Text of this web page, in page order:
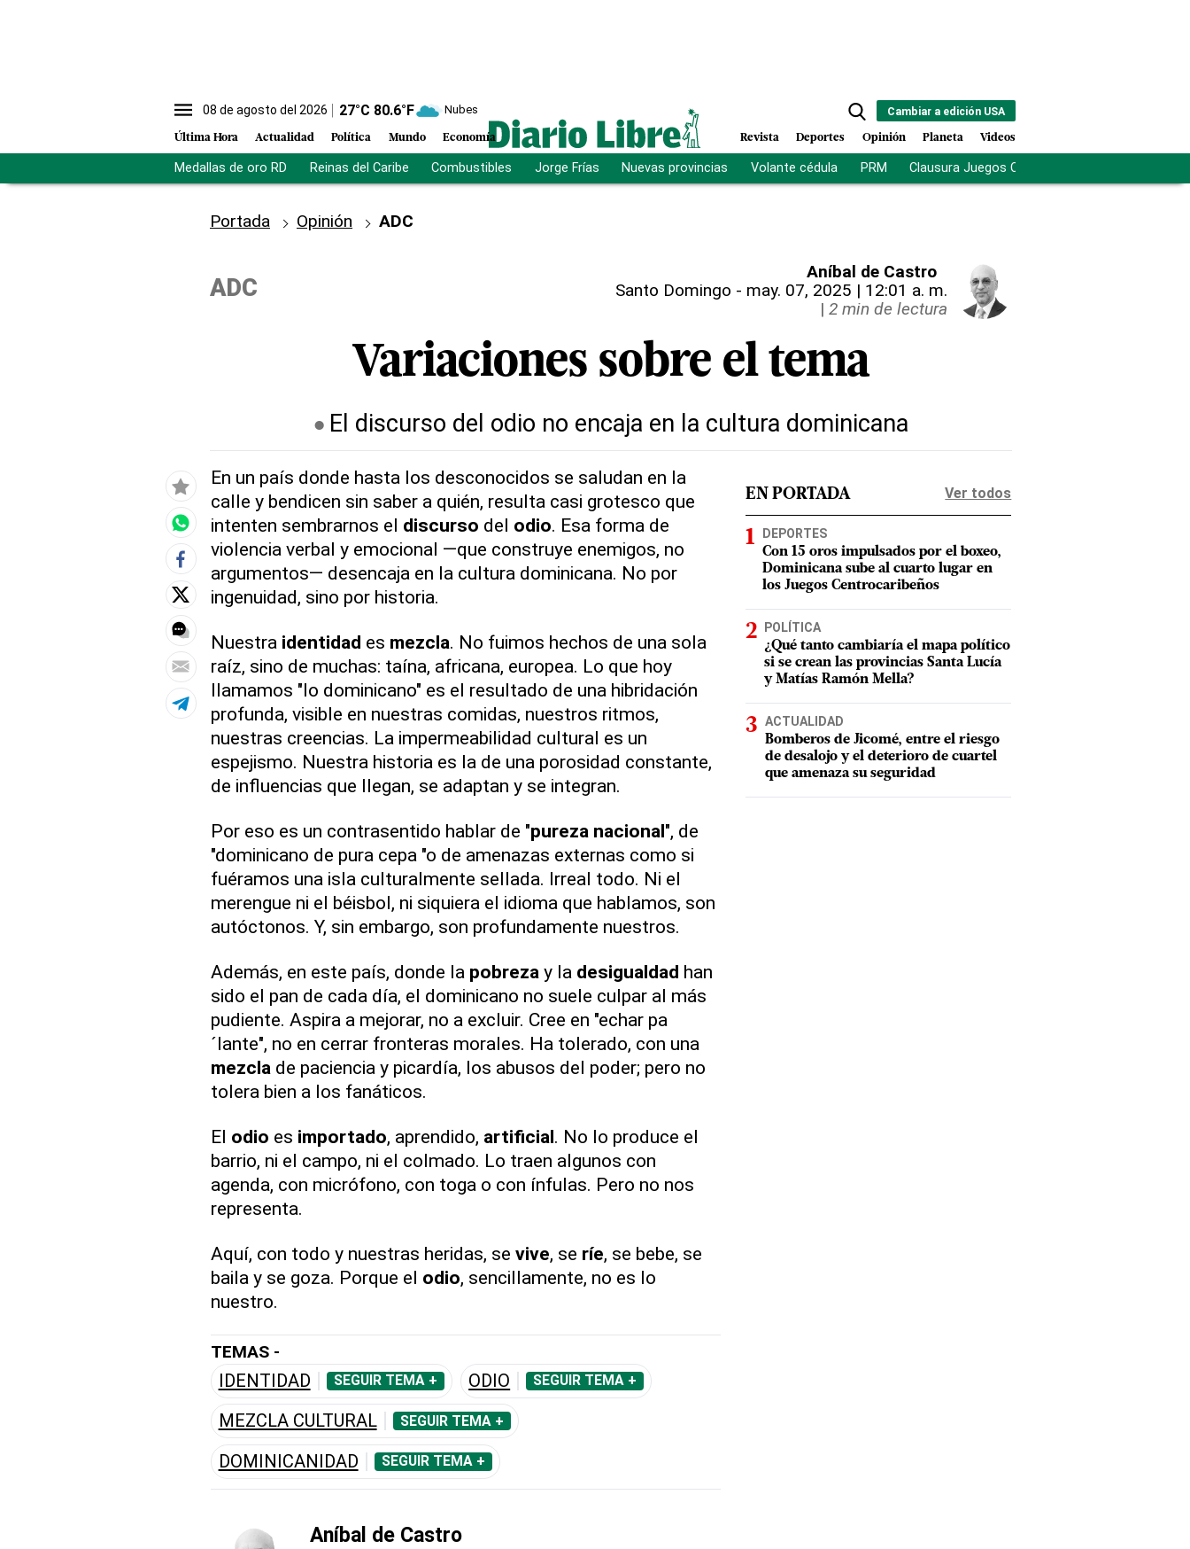
08 de agosto del 2026 27°C 80.6°F Nubes
Última Hora Actualidad Política Mundo Economía
Cambiar a edición USA
Revista Deportes Opinión Planeta Videos
Medallas de oro RD Reinas del Caribe Combustibles Jorge Frías Nuevas provincias Volante cédula PRM Clausura Juegos Centroamericanos
Portada Opinión ADC
ADC
Aníbal de Castro
Santo Domingo - may. 07, 2025 | 12:01 a. m.
| 2 min de lectura
Variaciones sobre el tema
El discurso del odio no encaja en la cultura dominicana
En un país donde hasta los desconocidos se saludan en la
calle y bendicen sin saber a quién, resulta casi grotesco que
intenten sembrarnos el discurso del odio. Esa forma de
violencia verbal y emocional —que construye enemigos, no
argumentos— desencaja en la cultura dominicana. No por
ingenuidad, sino por historia.
Nuestra identidad es mezcla. No fuimos hechos de una sola
raíz, sino de muchas: taína, africana, europea. Lo que hoy
llamamos "lo dominicano" es el resultado de una hibridación
profunda, visible en nuestras comidas, nuestros ritmos,
nuestras creencias. La impermeabilidad cultural es un
espejismo. Nuestra historia es la de una porosidad constante,
de influencias que llegan, se adaptan y se integran.
Por eso es un contrasentido hablar de "pureza nacional", de
"dominicano de pura cepa "o de amenazas externas como si
fuéramos una isla culturalmente sellada. Irreal todo. Ni el
merengue ni el béisbol, ni siquiera el idioma que hablamos, son
autóctonos. Y, sin embargo, son profundamente nuestros.
Además, en este país, donde la pobreza y la desigualdad han
sido el pan de cada día, el dominicano no suele culpar al más
pudiente. Aspira a mejorar, no a excluir. Cree en "echar pa
´lante", no en cerrar fronteras morales. Ha tolerado, con una
mezcla de paciencia y picardía, los abusos del poder; pero no
tolera bien a los fanáticos.
El odio es importado, aprendido, artificial. No lo produce el
barrio, ni el campo, ni el colmado. Lo traen algunos con
agenda, con micrófono, con toga o con ínfulas. Pero no nos
representa.
Aquí, con todo y nuestras heridas, se vive, se ríe, se bebe, se
baila y se goza. Porque el odio, sencillamente, no es lo
nuestro.
TEMAS -
IDENTIDAD SEGUIR TEMA + ODIO SEGUIR TEMA +
MEZCLA CULTURAL SEGUIR TEMA +
DOMINICANIDAD SEGUIR TEMA +
Aníbal de Castro
EN PORTADA Ver todos
DEPORTES
Con 15 oros impulsados por el boxeo,
Dominicana sube al cuarto lugar en
los Juegos Centrocaribeños
POLÍTICA
¿Qué tanto cambiaría el mapa político
si se crean las provincias Santa Lucía
y Matías Ramón Mella?
ACTUALIDAD
Bomberos de Jicomé, entre el riesgo
de desalojo y el deterioro de cuartel
que amenaza su seguridad